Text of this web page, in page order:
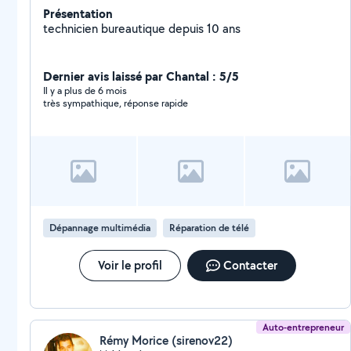
Présentation
technicien bureautique depuis 10 ans
Dernier avis laissé par Chantal : 5/5
Il y a plus de 6 mois
très sympathique, réponse rapide
Dépannage multimédia Réparation de télé
Voir le profil Contacter
Auto-entrepreneur
Rémy Morice (sirenov22)